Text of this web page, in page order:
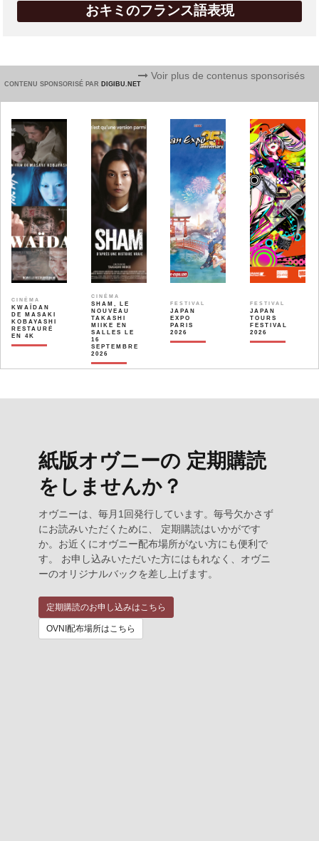
おキミのフランス語表現
CONTENU SPONSORISÉ PAR DIGIBU.NET
Voir plus de contenus sponsorisés
CINÉMA
KWAÏDAN
DE MASAKI
KOBAYASHI
RESTAURÉ
EN 4K
CINÉMA
SHAM, LE
NOUVEAU
TAKASHI
MIIKE EN
SALLES LE
16
SEPTEMBRE
2026
FESTIVAL
JAPAN
EXPO
PARIS
2026
FESTIVAL
JAPAN
TOURS
FESTIVAL
2026
紙版オヴニーの 定期購読
をしませんか？
オヴニーは、毎月1回発行しています。毎号欠かさず
にお読みいただくために、 定期購読はいかがです
か。お近くにオヴニー配布場所がない方にも便利で
す。 お申し込みいただいた方にはもれなく、オヴニ
ーのオリジナルバックを差し上げます。
定期購読のお申し込みはこちら
OVNI配布場所はこちら